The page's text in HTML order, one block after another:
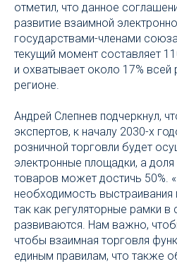
отметил, что данное
развитие взаимной
государствами-членами
текущий момент составляет
и охватывает около 17% всей
регионе.
Андрей Слепнев подчеркнул,
экспертов, к началу 2030-х
розничной торговли будет
электронные площадки, а
товаров может достичь 50%.
необходимость выстраивания
так как регуляторные рамки в
развиваются. Нам важно,
чтобы взаимная торговля
единым правилам, что также